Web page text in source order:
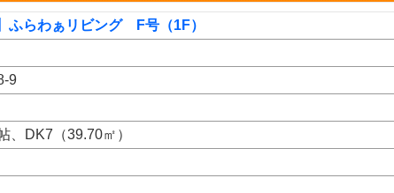
ふらわぁリビング F号（1F）
9
、DK7（39.70㎡）